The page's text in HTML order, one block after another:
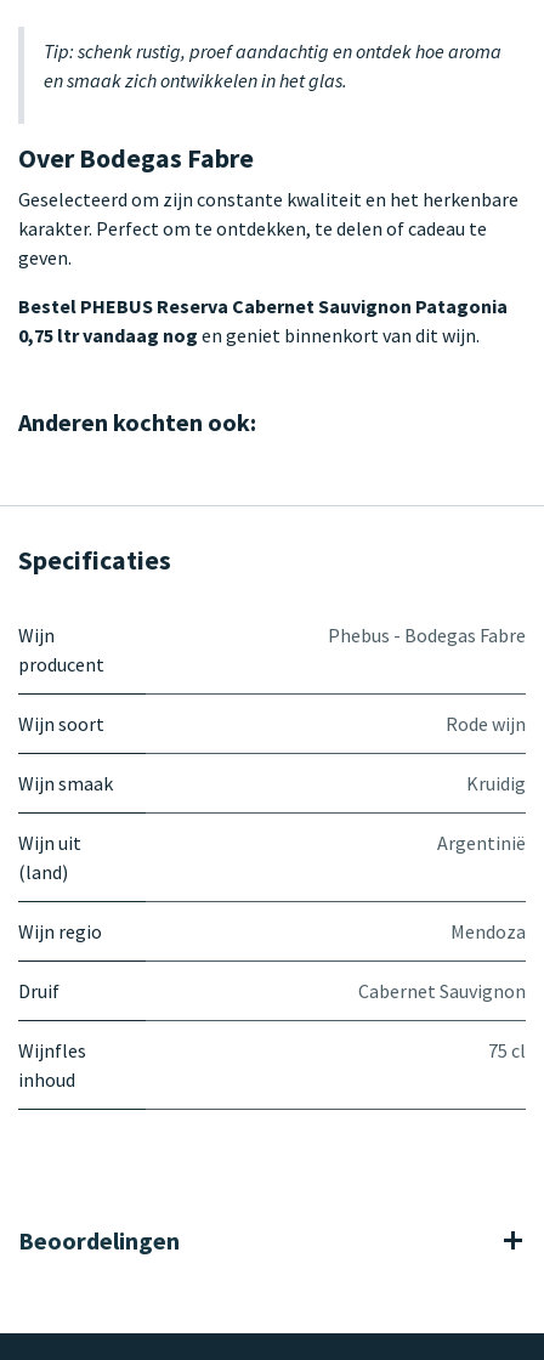
Tip: schenk rustig, proef aandachtig en ontdek hoe aroma
en smaak zich ontwikkelen in het glas.
Over Bodegas Fabre
Geselecteerd om zijn constante kwaliteit en het herkenbare
karakter. Perfect om te ontdekken, te delen of cadeau te
geven.
Bestel PHEBUS Reserva Cabernet Sauvignon Patagonia
0,75 ltr vandaag nog en geniet binnenkort van dit wijn.
Anderen kochten ook:
Specificaties
Wijn
producent
Phebus - Bodegas Fabre
Wijn soort Rode wijn
Wijn smaak Kruidig
Wijn uit
(land)
Argentinië
Wijn regio Mendoza
Druif Cabernet Sauvignon
Wijnfles
inhoud
75 cl
Beoordelingen